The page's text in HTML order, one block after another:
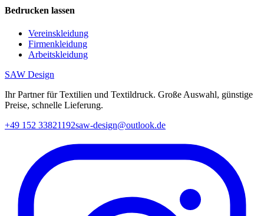
Bedrucken lassen
Vereinskleidung
Firmenkleidung
Arbeitskleidung
SAW Design
Ihr Partner für Textilien und Textildruck. Große Auswahl, günstige
Preise, schnelle Lieferung.
+49 152 33821192saw-design@outlook.de